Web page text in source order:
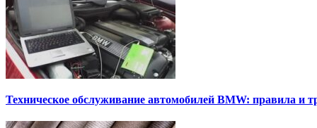
Техническое обслуживание автомобилей BMW: правила и